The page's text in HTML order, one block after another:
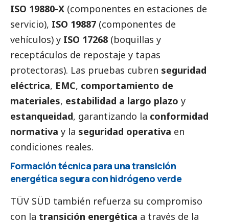
ISO 19880-X (componentes en estaciones de
servicio), ISO 19887 (componentes de
vehículos) y ISO 17268 (boquillas y
receptáculos de repostaje y tapas
protectoras). Las pruebas cubren seguridad
eléctrica, EMC, comportamiento de
materiales, estabilidad a largo plazo y
estanqueidad, garantizando la conformidad
normativa y la seguridad operativa en
condiciones reales.
Formación técnica para una transición
energética segura con hidrógeno verde
TÜV SÜD también refuerza su compromiso
con la transición energética a través de la